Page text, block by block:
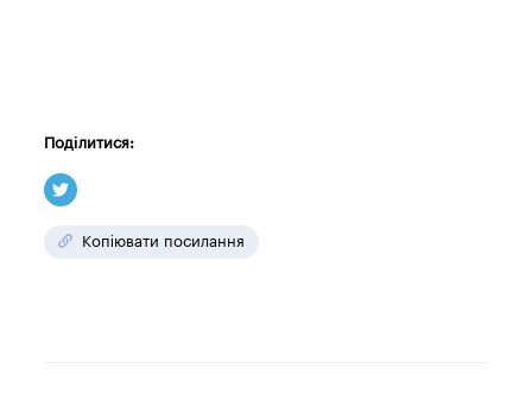
Поділитися:
Копіювати посилання